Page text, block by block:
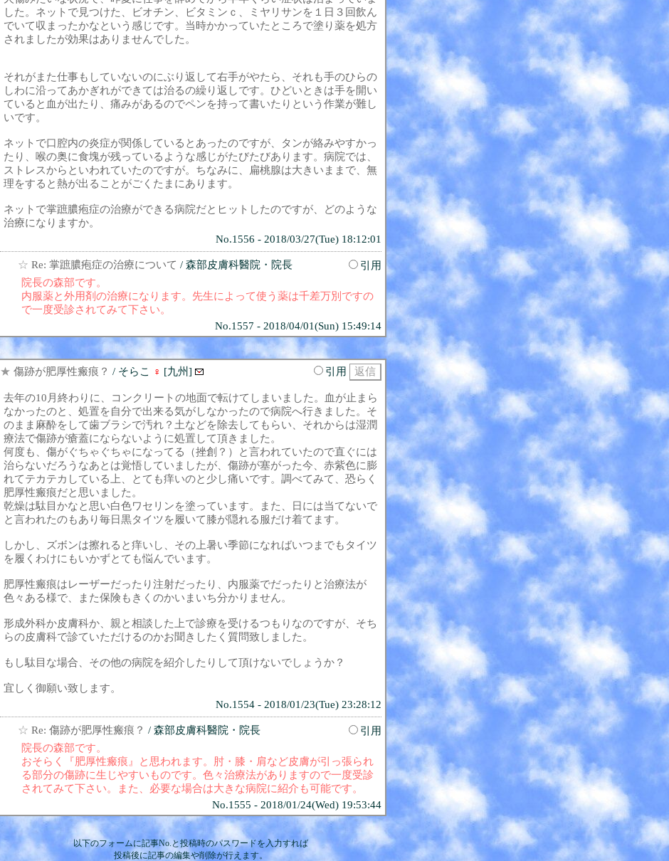
した。ネットで見つけた、ビオチン、ビタミンｃ、ミヤリサンを１日３回飲ん
でいて収まったかなという感じです。当時かかっていたところで塗り薬を処方
されましたが効果はありませんでした。
それがまた仕事もしていないのにぶり返して右手がやたら、それも手のひらの
しわに沿ってあかぎれができては治るの繰り返しです。ひどいときは手を開い
ていると血が出たり、痛みがあるのでペンを持って書いたりという作業が難し
いです。
ネットで口腔内の炎症が関係しているとあったのですが、タンが絡みやすかっ
たり、喉の奥に食塊が残っているような感じがたびたびあります。病院では、
ストレスからといわれていたのですが。ちなみに、扁桃腺は大きいままで、無
理をすると熱が出ることがごくたまにあります。
ネットで掌蹠膿疱症の治療ができる病院だとヒットしたのですが、どのような
治療になりますか。
No.1556 - 2018/03/27(Tue) 18:12:01
☆ Re: 掌蹠膿疱症の治療について / 森部皮膚科醫院・院長
引用
院長の森部です。
内服薬と外用剤の治療になります。先生によって使う薬は千差万別ですの
で一度受診されてみて下さい。
No.1557 - 2018/04/01(Sun) 15:49:14
★ 傷跡が肥厚性瘢痕？ / そらこ ♀ [九州] 引用
去年の10月終わりに、コンクリートの地面で転けてしまいました。血が止まら
なかったのと、処置を自分で出来る気がしなかったので病院へ行きました。そ
のまま麻酔をして歯ブラシで汚れ？土などを除去してもらい、それからは湿潤
療法で傷跡が瘡蓋にならないように処置して頂きました。
何度も、傷がぐちゃぐちゃになってる（挫創？）と言われていたので直ぐには
治らないだろうなあとは覚悟していましたが、傷跡が塞がった今、赤紫色に膨
れてテカテカしている上、とても痒いのと少し痛いです。調べてみて、恐らく
肥厚性瘢痕だと思いました。
乾燥は駄目かなと思い白色ワセリンを塗っています。また、日には当てないで
と言われたのもあり毎日黒タイツを履いて膝が隠れる服だけ着てます。
しかし、ズボンは擦れると痒いし、その上暑い季節になればいつまでもタイツ
を履くわけにもいかずとても悩んでいます。
肥厚性瘢痕はレーザーだったり注射だったり、内服薬でだったりと治療法が
色々ある様で、また保険もきくのかいまいち分かりません。
形成外科か皮膚科か、親と相談した上で診療を受けるつもりなのですが、そち
らの皮膚科で診ていただけるのかお聞きしたく質問致しました。
もし駄目な場合、その他の病院を紹介したりして頂けないでしょうか？
宜しく御願い致します。
No.1554 - 2018/01/23(Tue) 23:28:12
☆ Re: 傷跡が肥厚性瘢痕？ / 森部皮膚科醫院・院長
引用
院長の森部です。
おそらく『肥厚性瘢痕』と思われます。肘・膝・肩など皮膚が引っ張られ
る部分の傷跡に生じやすいものです。色々治療法がありますので一度受診
されてみて下さい。また、必要な場合は大きな病院に紹介も可能です。
No.1555 - 2018/01/24(Wed) 19:53:44
以下のフォームに記事No.と投稿時のパスワードを入力すれば
投稿後に記事の編集や削除が行えます。